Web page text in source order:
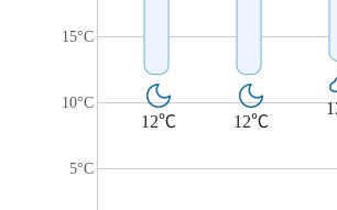
15°C
10°C
5°C
12℃ 12℃